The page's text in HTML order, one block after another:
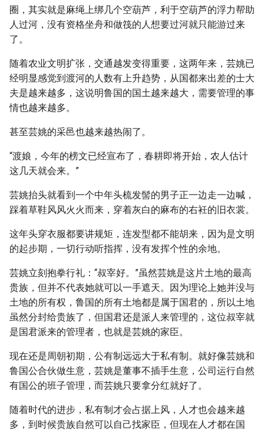
圈，其实就是麻绳上绑几个空葫芦，利于空葫芦的浮力帮助
人过河，没有资格坐舟和做筏的人想要过河就只能游过来
了。
随着农业文明扩张，交通越发变得重要，这两年来，芸姚已
经明显感觉到渡河的人数有上升趋势，从国都来出差的士大
夫是越来越多，这说明鲁国的国土越来越大，需要管理的事
情也越来越多。
甚至芸姚的采邑也越来越热闹了。
“渡娘，今年的榜文已经宣布了，春耕即将开始，农人估计
这几天就会来。”
芸姚抬头就看到一个中年头梳发髻的男子正一边走一边喊，
踩着草鞋风风火火而来，穿着灰白的麻布的右衽的旧衣裳。
这年头穿衣服都要讲规矩，连发型都不能胡来，因为是文明
的起步期，一切行动听指挥，没有发挥个性的余地。
芸姚立刻抱拳行礼：“叔宰好。”虽然芸姚是这片土地的最高
贵族，但并不代表她就可以一手遮天。因为理论上她并没与
土地的所有权，鲁国的所有土地都是属于国君的，所以土地
虽然分封给贵族了，但国君还是派人来管理的，这位叔宰就
是国君派来的管理者，也就是芸姚的家臣。
现在还是周朝初期，公有制远远大于私有制。就好像芸姚和
鲁国公合伙做生意，芸姚是董事不插手生意，公司运行自然
有国公的班子管理，而芸姚只要拿分红就好了。
随着时代的进步，私有制才会占据上风，人才也会越来越
多，到时候贵族自然可以自己找家臣，但现在人才都在国